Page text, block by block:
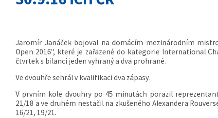
Jaromír Janáček bojoval na domácím mezinárodním
Open 2016", které je zařazené do kategorie International
čtvrtek s bilancí jeden vyhraný a dva prohrané.
Ve dvouhře sehrál v kvalifikaci dva zápasy.
V prvním kole dvouhry po 45 minutách porazil
21/18 a ve druhém nestačil na zkušeného Alexandera
16/21, 19/21.